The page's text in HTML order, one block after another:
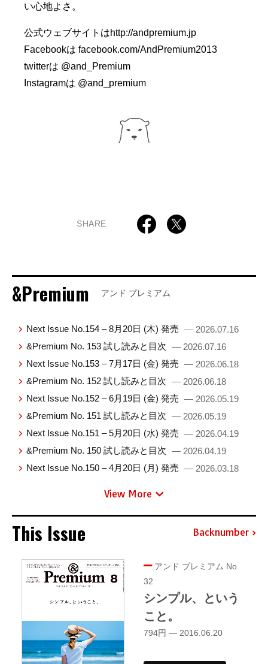
い心地よさ。
公式ウェブサイトはhttp://andpremium.jp
Facebookはfacebook.com/AndPremium2013
twitterは @and_Premium
Instagramは @and_premium
SHARE
&Premium アンド プレミアム
Next Issue No.154 – 8月20日 (木) 発売 — 2026.07.16
&Premium No. 153 試し読みと目次 — 2026.07.16
Next Issue No.153 – 7月17日 (金) 発売 — 2026.06.18
&Premium No. 152 試し読みと目次 — 2026.06.18
Next Issue No.152 – 6月19日 (金) 発売 — 2026.05.19
&Premium No. 151 試し読みと目次 — 2026.05.19
Next Issue No.151 – 5月20日 (水) 発売 — 2026.04.19
&Premium No. 150 試し読みと目次 — 2026.04.19
Next Issue No.150 – 4月20日 (月) 発売 — 2026.03.18
View More
This Issue Backnumber
アンド プレミアム No.
32
シンプル、という
こと。
794円 — 2016.06.20